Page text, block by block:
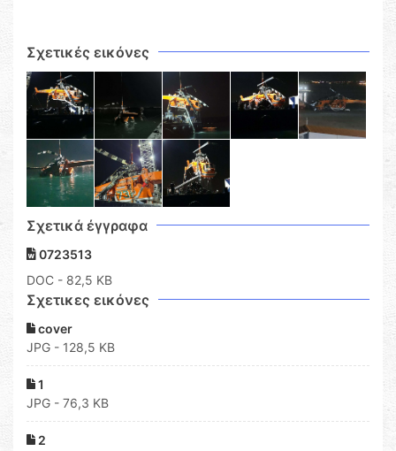
Σχετικές εικόνες
Σχετικά έγγραφα
0723513
DOC - 82,5 KB
Σχετικες εικόνες
cover
JPG - 128,5 KB
1
JPG - 76,3 KB
2